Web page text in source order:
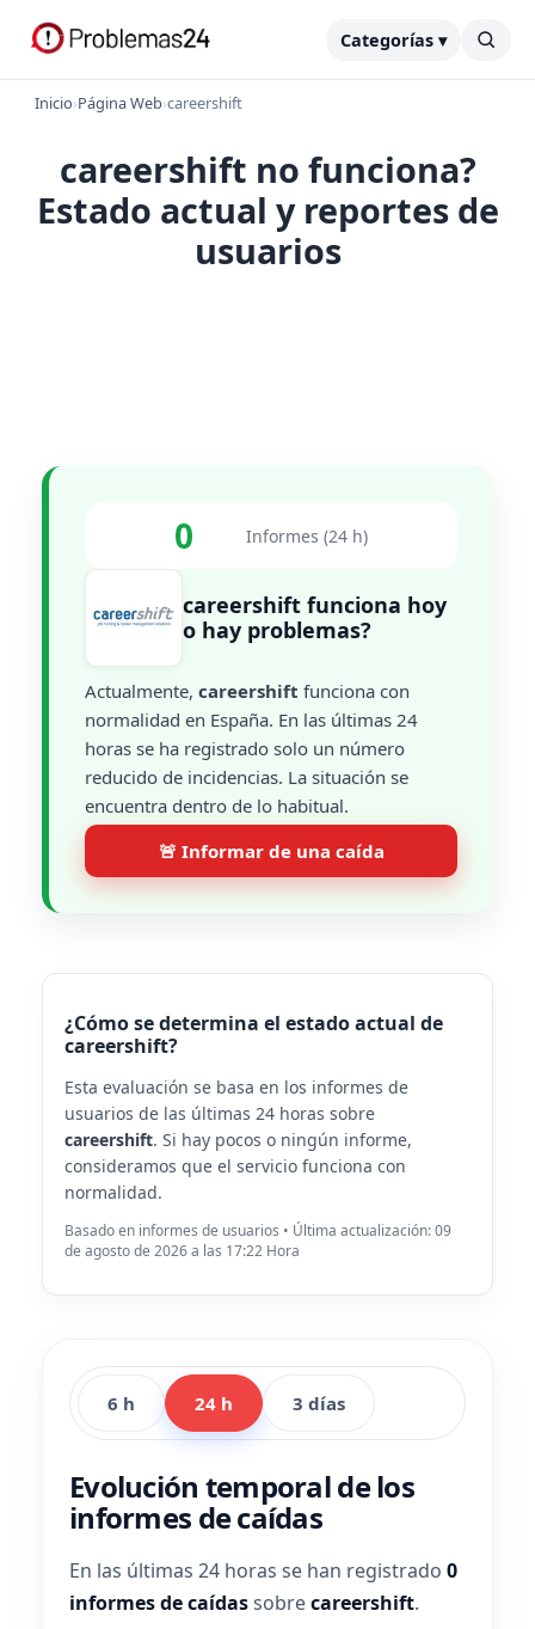
Categorías ▾
Inicio›Página Web›careershift
careershift no funciona?
Estado actual y reportes de
usuarios
0 Informes (24 h)
careershift funciona hoy
o hay problemas?
Actualmente, careershift funciona con
normalidad en España. En las últimas 24
horas se ha registrado solo un número
reducido de incidencias. La situación se
encuentra dentro de lo habitual.
🚨 Informar de una caída
¿Cómo se determina el estado actual de
careershift?
Esta evaluación se basa en los informes de
usuarios de las últimas 24 horas sobre
careershift. Si hay pocos o ningún informe,
consideramos que el servicio funciona con
normalidad.
Basado en informes de usuarios • Última actualización: 09
de agosto de 2026 a las 17:22 Hora
6 h 24 h 3 días
Evolución temporal de los
informes de caídas
En las últimas 24 horas se han registrado 0
informes de caídassobrecareershift.